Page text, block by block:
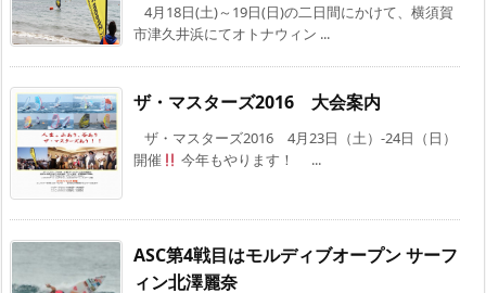
4月18日(土)～19日(日)の二日間にかけて、横須賀
市津久井浜にてオトナウィン ...
ザ・マスターズ2016 大会案内
ザ・マスターズ2016 4月23日（土）-24日（日）
開催
今年もやります！ ...
ASC第4戦目はモルディブオープン サーフ
ィン北澤麗奈